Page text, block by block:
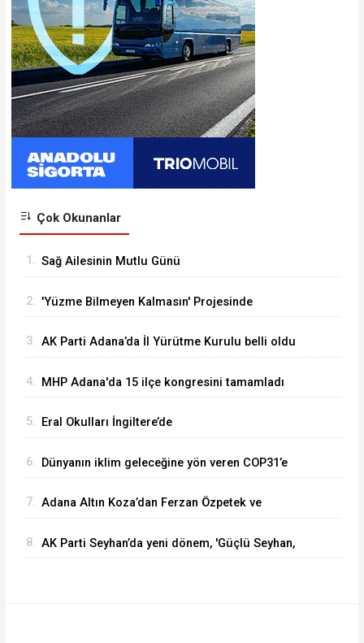
Çok Okunanlar
1. Sağ Ailesinin Mutlu Günü
2. 'Yüzme Bilmeyen Kalmasın' Projesinde
3. AK Parti Adana’da İl Yürütme Kurulu belli oldu
4. MHP Adana'da 15 ilçe kongresini tamamladı
5. Eral Okulları İngiltere’de
6. Dünyanın iklim geleceğine yön veren COP31’e
7. Adana Altın Koza’dan Ferzan Özpetek ve
8. AK Parti Seyhan’da yeni dönem, 'Güçlü Seyhan,